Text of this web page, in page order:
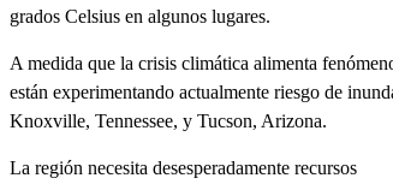
grados Celsius en algunos lugares.
A medida que la crisis climática alimenta
están experimentando actualmente riesgo de
Knoxville, Tennessee, y Tucson, Arizona.
La región necesita desesperadamente recursos